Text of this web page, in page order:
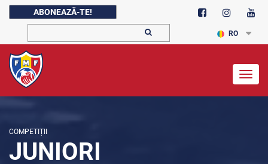
ABONEAZĂ-TE!
RO
COMPETIȚII
JUNIORI